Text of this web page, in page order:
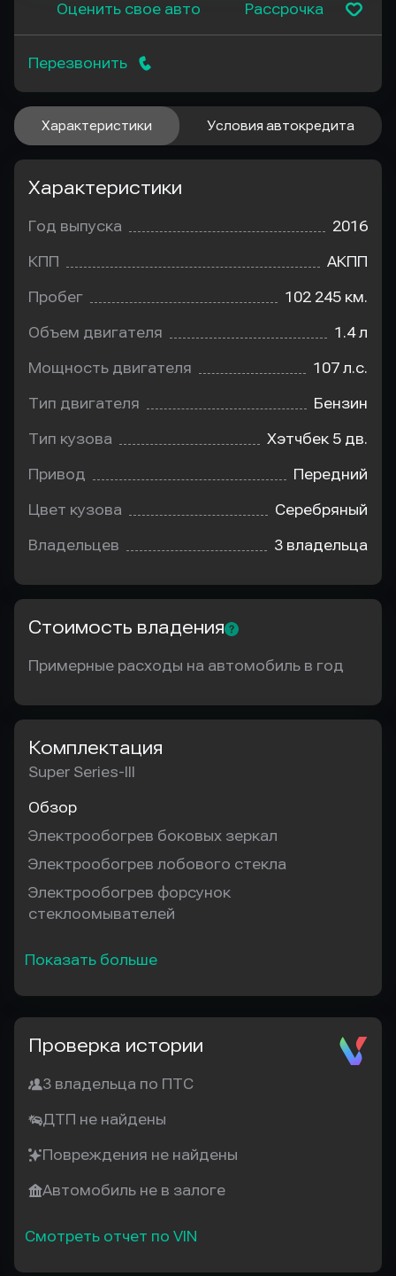
Оценить свое авто Рассрочка
Перезвонить
Характеристики Условия автокредита
Характеристики
Год выпуска 2016
КПП АКПП
Пробег 102 245 км.
Объем двигателя 1.4 л
Мощность двигателя 107 л.с.
Тип двигателя Бензин
Тип кузова Хэтчбек 5 дв.
Привод Передний
Цвет кузова Серебряный
Владельцев 3 владельца
Стоимость владения
Примерные расходы на автомобиль в год
Комплектация
Super Series-III
Обзор
Электрообогрев боковых зеркал
Электрообогрев лобового стекла
Электрообогрев форсунок
стеклоомывателей
Показать больше
Проверка истории
3 владельца по ПТС
ДТП не найдены
Повреждения не найдены
Автомобиль не в залоге
Смотреть отчет по VIN